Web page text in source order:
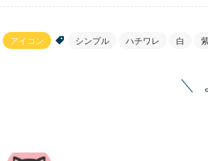
アイコン シンプル ハチワレ 白